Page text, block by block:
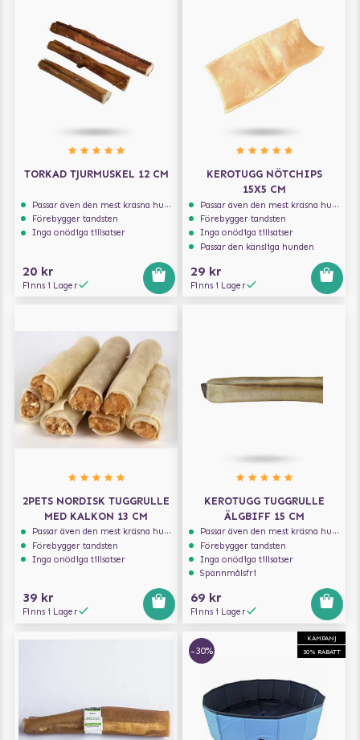
TORKAD TJURMUSKEL 12 CM
Passar även den mest kräsna hunden
Förebygger tandsten
Inga onödiga tillsatser
20 kr
Finns i Lager
KEROTUGG NÖTCHIPS
15X5 CM
Passar även den mest kräsna hunden
Förebygger tandsten
Inga onödiga tillsatser
Passar den känsliga hunden
29 kr
Finns i Lager
2PETS NORDISK TUGGRULLE
MED KALKON 13 CM
Passar även den mest kräsna hunden
Förebygger tandsten
Inga onödiga tillsatser
39 kr
Finns i Lager
KEROTUGG TUGGRULLE
ÄLGBIFF 15 CM
Passar även den mest kräsna hunden
Förebygger tandsten
Inga onödiga tillsatser
Spannmålsfri
69 kr
Finns i Lager
KAMPANJ
30% RABATT
-30%